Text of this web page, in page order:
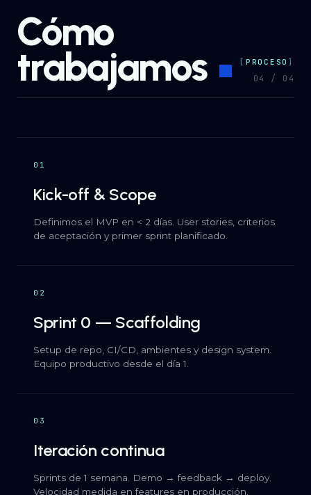
Cómo
trabajamos PROCESO
04 / 04
01
Kick-off & Scope
Definimos el MVP en < 2 días. User stories, criterios
de aceptación y primer sprint planificado.
02
Sprint 0 — Scaffolding
Setup de repo, CI/CD, ambientes y design system.
Equipo productivo desde el día 1.
03
Iteración continua
Sprints de 1 semana. Demo → feedback → deploy.
Velocidad medida en features en producción.